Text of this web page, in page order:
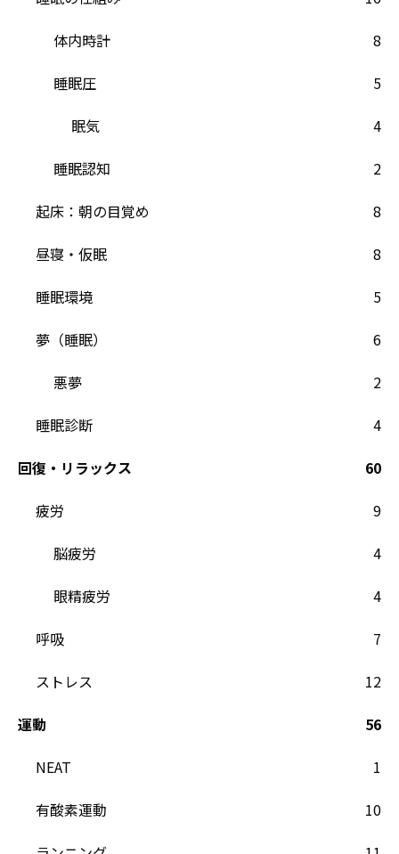
体内時計
8
睡眠圧
5
眠気
4
睡眠認知
2
起床：朝の目覚め
8
昼寝・仮眠
8
睡眠環境
5
夢（睡眠）
6
悪夢
2
睡眠診断
4
回復・リラックス
60
疲労
9
脳疲労
4
眼精疲労
4
呼吸
7
ストレス
12
運動
56
NEAT
1
有酸素運動
10